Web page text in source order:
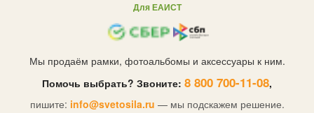
Для ЕАИСТ
Мы продаём рамки, фотоальбомы и аксессуары к ним.
Помочь выбрать? Звоните: 8 800 700-11-08,
пишите: info@svetosila.ru — мы подскажем решение.